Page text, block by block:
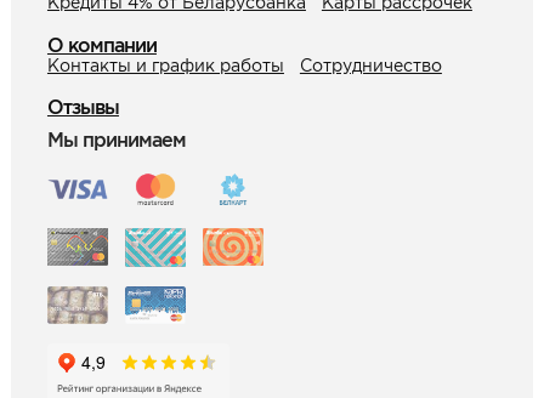
О компании
Контакты и график работы Сотрудничество
Отзывы
Мы принимаем